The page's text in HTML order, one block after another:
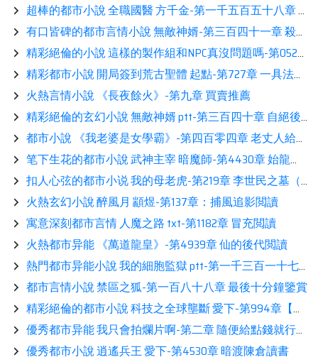
超棒的都市小說 全職國醫 方千金-第一千五百五十八章 強強聯合看書
有口皆碑的都市言情小說 無敵神婿-第三百四十一章 殺手鐗展示
精彩絕倫的小說 這樣的製作組和NPC真沒問題嗎-第0524集：貼圖錯誤？沒有關係！當年玩《變巨肚》的時候就是這樣！閲讀
精彩都市小說 開局簽到荒古聖體 起點-第727章 一具法身，抗衡四大仙統傳人，八方震撼！推薦
火熱言情小說 《長夜餘火》-第九章 買賣推薦
精彩絕倫的玄幻小說 無敵神婿 ptt-第三百四十章 自絕後路讀書
都市小說 《我老婆是女學霸》-第四百零四章 老丈人給的！（求訂閱求票）看書
笔下生花的都市小說 武神主宰 暗魔師-第4430章 始龍血池分享
扣人心弦的都市小说 我的母老虎-第219章 李世民之墓（求訂閱）鑒賞
火熱玄幻小說 醉風月 顓煜-第137章：捕風追影閲讀
寓意深刻都市言情 人魔之路 txt-第1182章 冒充閲讀
火熱都市异能 《萬道龍皇》-第4939章 仙的後代閲讀
熱門都市异能小說 我的細胞監獄 ptt-第一千三百一十七章 模擬戰看書
都市言情小說 禁區之狐-第一百八十八章 最後十分鐘鑒賞
精彩絕倫的都市小說 科技之全球壟斷 愛下-第994章【對決】推薦
優秀都市异能 我只會拍爛片啊-第二章 隨便給點錢就行（第二更）熱推
優秀都市小說 逍遙兵王 愛下-第4530章 暗渡陳倉讀書